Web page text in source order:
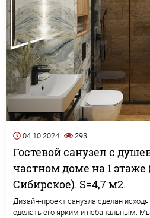
04.10.2024 293
Гостевой санузел с
частном доме на 1 этаже
Сибирское). S=4,7 м2.
Дизайн-проект санузла сделан
сделать его ярким и небанальным.